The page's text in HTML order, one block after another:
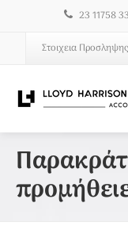
23 11758
Στοιχεια Προσληψης